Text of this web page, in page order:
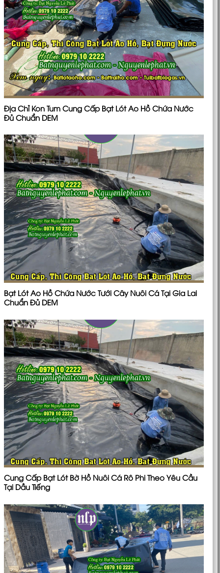
Địa Chỉ Kon Tum Cung Cấp Bạt Lót Ao Hồ Chứa Nước
Đủ Chuẩn DEM
Bạt Lót Ao Hồ Chứa Nước Tưới Cây Nuôi Cá Tại Gia Lai
Chuẩn Đủ DEM
Cung Cấp Bạt Lót Bờ Hồ Nuôi Cá Rô Phi Theo Yêu Cầu
Tại Dầu Tiếng